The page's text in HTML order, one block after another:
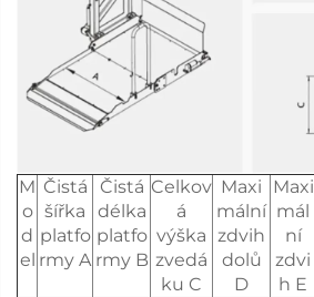
M
o
d
el
Čistá
šířka
platfo
rmy A
Čistá
délka
platfo
rmy B
Celkov
á
výška
zvedá
ku C
Maxi
mální
zdvih
dolů
D
Maxi
mál
ní
zdvi
h E